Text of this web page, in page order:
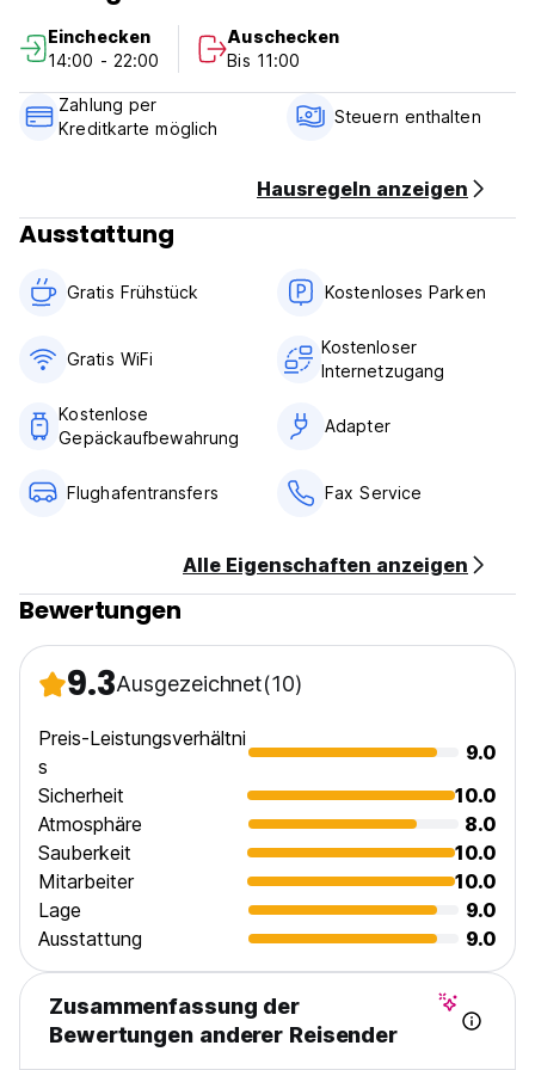
Check out from 08:00 to 11:00 .
Payment upon arrival by cash, credit and debit cards.
Taxes included
General:
24 hours reception.
Einchecken
14:00 - 22:00
Auschecken
Bis 11:00
Zahlung per
Kreditkarte möglich
Steuern enthalten
Hausregeln anzeigen
Ausstattung
Gratis Frühstück Kostenloses Parken
Gratis WiFi
Kostenloser
Internetzugang
Kostenlose
Gepäckaufbewahrung
Adapter
Flughafentransfers Fax Service
Alle Eigenschaften anzeigen
Bewertungen
9.3Ausgezeichnet(10)
Preis-Leistungsverhältni
s
9.0
Sicherheit
10.0
Atmosphäre
8.0
Sauberkeit
10.0
Mitarbeiter
10.0
Lage
9.0
Ausstattung
9.0
Zusammenfassung der
Bewertungen anderer Reisender